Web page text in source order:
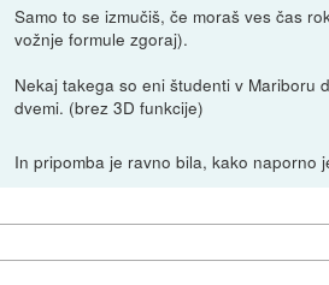
Samo to se izmučiš, če moraš ves čas
vožnje formule zgoraj).
Nekaj takega so eni študenti v Mariboru
dvemi. (brez 3D funkcije)
In pripomba je ravno bila, kako naporno